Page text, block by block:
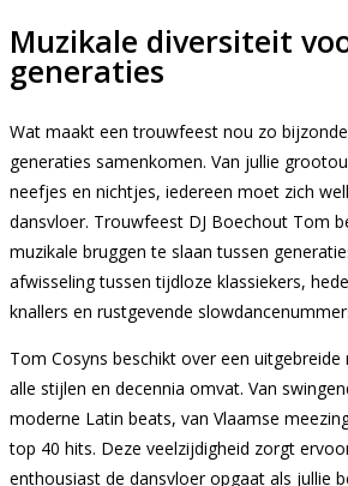
Muzikale diversiteit
generaties
Wat maakt een trouwfeest nou zo
generaties samenkomen. Van jullie
neefjes en nichtjes, iedereen moet zich
dansvloer. Trouwfeest DJ Boechout Tom
muzikale bruggen te slaan tussen
afwisseling tussen tijdloze klassiekers,
knallers en rustgevende
Tom Cosyns beschikt over een uitgebreide
alle stijlen en decennia omvat. Van
moderne Latin beats, van Vlaamse
top 40 hits. Deze veelzijdigheid zorgt
enthousiast de dansvloer opgaat als jullie